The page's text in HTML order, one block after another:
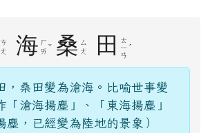
ㄘ
ㄤ
海 ㄏ
ㄞ ˇ 桑 ㄙ
ㄤ
田
ㄊ
ㄧ
ㄢ
ˊ
，桑田變為滄海。比喻世事變
「滄海揚塵」、「東海揚塵」
塵，已經變為陸地的景象）